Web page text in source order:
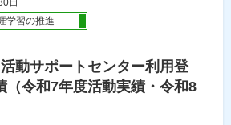
日
学習の推進
動サポートセンター利用登
（令和7年度活動実績・令和8